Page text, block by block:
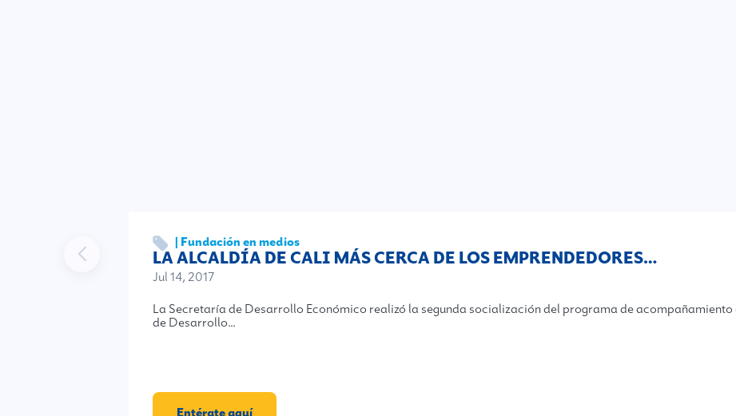
| Fundación en medios
LA ALCALDÍA DE CALI MÁS CERCA DE LOS EMPRENDEDORES…
Jul 14, 2017
La Secretaría de Desarrollo Económico realizó la segunda socialización del programa de acompañamiento
de Desarrollo…
Entérate aquí